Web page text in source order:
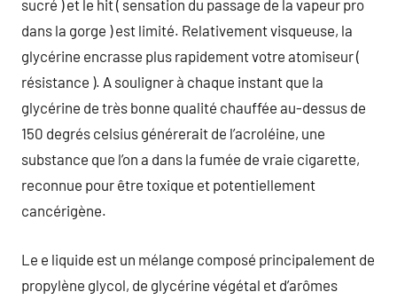
sucré ) et le hit ( sensation du passage de la vapeur pro
dans la gorge ) est limité. Relativement visqueuse, la
glycérine encrasse plus rapidement votre atomiseur (
résistance ). A souligner à chaque instant que la
glycérine de très bonne qualité chauffée au-dessus de
150 degrés celsius générerait de l’acroléine, une
substance que l’on a dans la fumée de vraie cigarette,
reconnue pour être toxique et potentiellement
cancérigène.
Le e liquide est un mélange composé principalement de
propylène glycol, de glycérine végétal et d’arômes